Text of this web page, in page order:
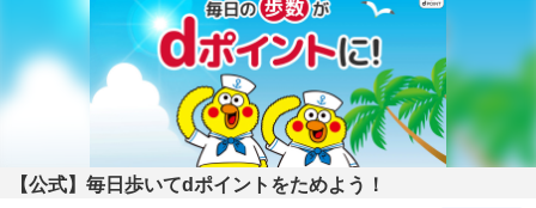
【公式】毎日歩いてdポイントをためよう！